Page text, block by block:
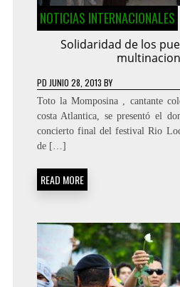
NOTICIAS INTERNACIONALES
Solidaridad de los
PD JUNIO 28, 2013 BY
Toto la Momposina , cantante
costa Atlantica, se presentó el
concierto final del festival Rio
de […]
READ MORE